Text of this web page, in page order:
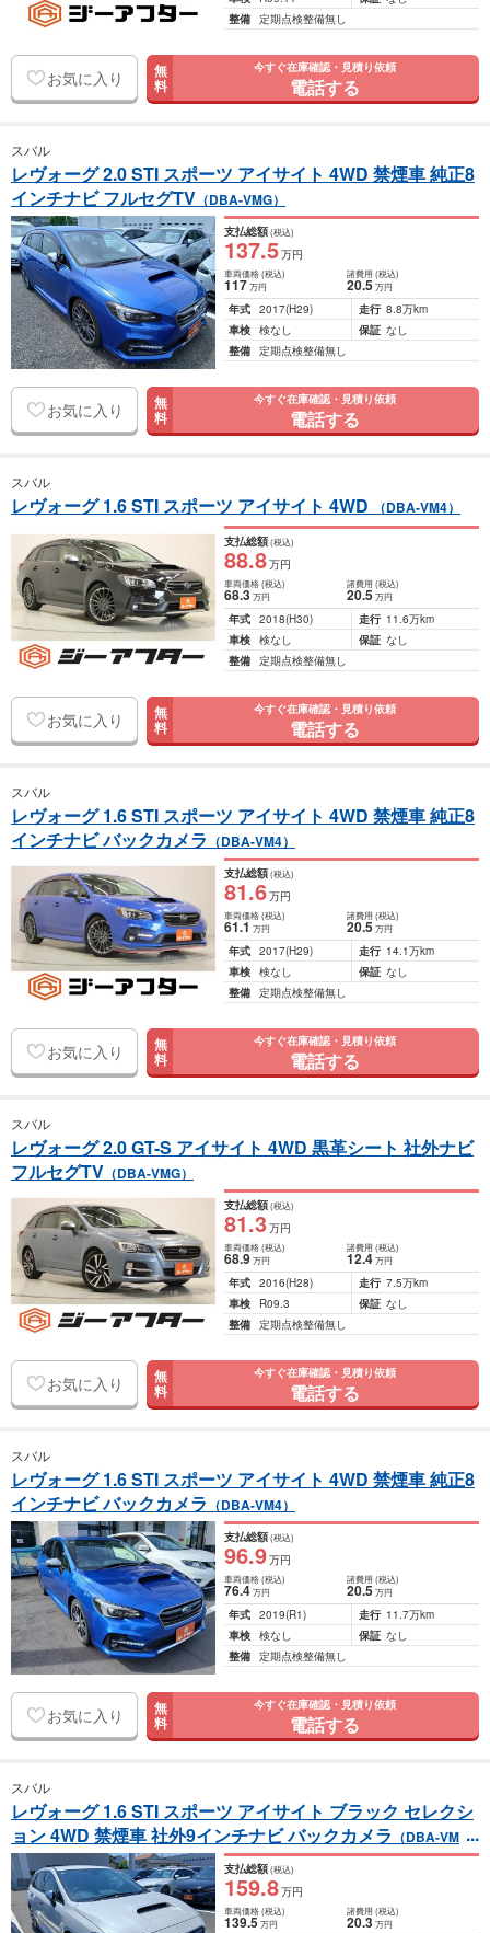
整備 定期点検整備無し
お気に入り 無
料
今すぐ在庫確認・見積り依頼
電話する
スバル
レヴォーグ 2.0 STI スポーツ アイサイト 4WD 禁煙車 純正8
インチナビ フルセグTV （DBA-VMG）
支払総額(税込)
137.5万円
車両価格(税込)
117万円
諸費用 (税込)
20.5 万円
年式 2017(H29) 走行 8.8万km
車検 検なし 保証 なし
整備 定期点検整備無し
お気に入り 無
料
今すぐ在庫確認・見積り依頼
電話する
スバル
レヴォーグ 1.6 STI スポーツ アイサイト 4WD （DBA-VM4）
支払総額(税込)
88.8万円
車両価格(税込)
68.3万円
諸費用 (税込)
20.5 万円
年式 2018(H30) 走行 11.6万km
車検 検なし 保証 なし
整備 定期点検整備無し
お気に入り 無
料
今すぐ在庫確認・見積り依頼
電話する
スバル
レヴォーグ 1.6 STI スポーツ アイサイト 4WD 禁煙車 純正8
インチナビ バックカメラ （DBA-VM4）
支払総額(税込)
81.6万円
車両価格(税込)
61.1万円
諸費用 (税込)
20.5 万円
年式 2017(H29) 走行 14.1万km
車検 検なし 保証 なし
整備 定期点検整備無し
お気に入り 無
料
今すぐ在庫確認・見積り依頼
電話する
スバル
レヴォーグ 2.0 GT-S アイサイト 4WD 黒革シート 社外ナビ
フルセグTV （DBA-VMG）
支払総額(税込)
81.3万円
車両価格(税込)
68.9万円
諸費用 (税込)
12.4 万円
年式 2016(H28) 走行 7.5万km
車検
R09.3 保証 なし
整備 定期点検整備無し
お気に入り 無
料
今すぐ在庫確認・見積り依頼
電話する
スバル
レヴォーグ 1.6 STI スポーツ アイサイト 4WD 禁煙車 純正8
インチナビ バックカメラ （DBA-VM4）
支払総額(税込)
96.9万円
車両価格(税込)
76.4万円
諸費用 (税込)
20.5 万円
年式 2019(R1) 走行 11.7万km
車検 検なし 保証 なし
整備 定期点検整備無し
お気に入り 無
料
今すぐ在庫確認・見積り依頼
電話する
スバル
レヴォーグ 1.6 STI スポーツ アイサイト ブラック セレクシ
ョン 4WD 禁煙車 社外9インチナビ バックカメラ （DBA-VM
4）
支払総額(税込)
159.8万円
車両価格(税込)
139.5万円
諸費用 (税込)
20.3 万円